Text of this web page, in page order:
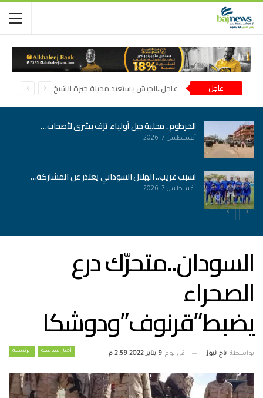
عاجل عاجل..الجيش يستعيد مدينة جبرة الشيخ في شمال كردفان
الخرطوم.. محلية جبل أولياء تزف بشرى لأصحاب…
أغسطس 7, 2026
لسبب غريب.. الهلال السوداني يعتذر عن المشاركة…
أغسطس 7, 2026
السودان..متحرّك درع
الصحراء
يضبط”قرنوف”ودوشكا
أخبار سياسية الرئيسية بواسطة باج نيوز في يوم 9 يناير 2022 2:59 م